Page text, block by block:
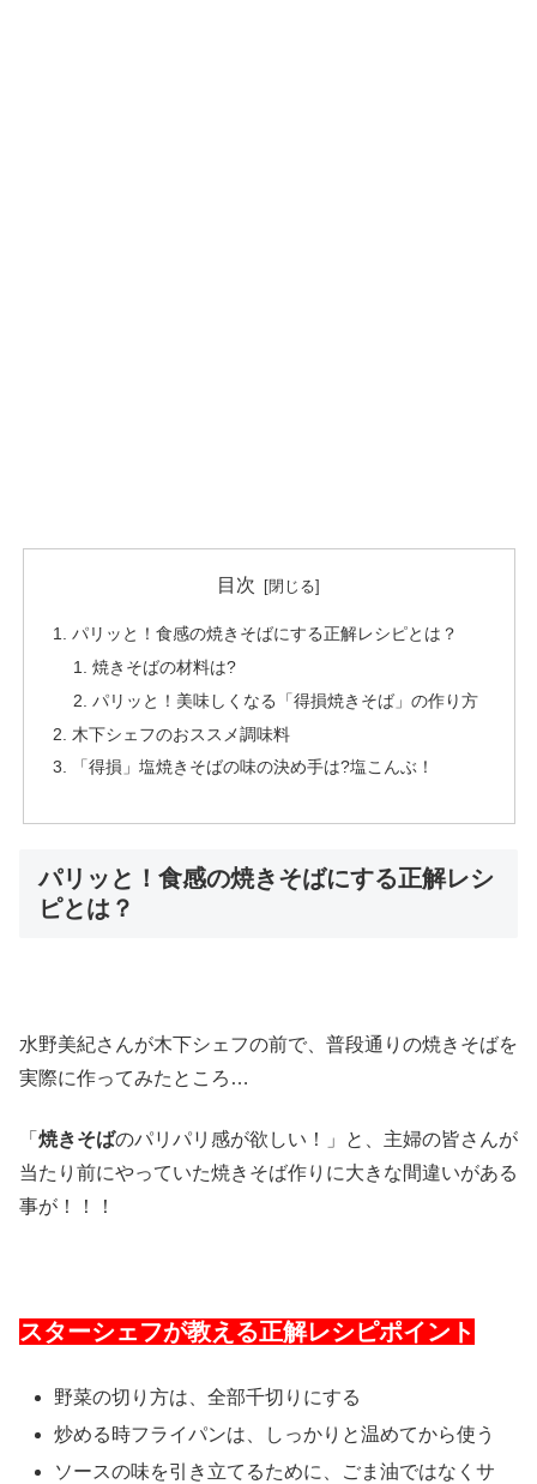
目次
パリッと！食感の焼きそばにする正解レシピとは？
焼きそばの材料は?
パリッと！美味しくなる「得損焼きそば」の作り方
木下シェフのおススメ調味料
「得損」塩焼きそばの味の決め手は?塩こんぶ！
パリッと！食感の焼きそばにする正解レシ
ピとは？
水野美紀さんが木下シェフの前で、普段通りの焼きそばを
実際に作ってみたところ…
「 焼きそばのパリパリ感が欲しい！」と、主婦の皆さんが
当たり前にやっていた焼きそば作りに大きな間違いがある
事が！！！
スターシェフが教える正解レシピポイント
野菜の切り方は、全部千切りにする
炒める時フライパンは、しっかりと温めてから使う
ソースの味を引き立てるために、ごま油ではなくサ